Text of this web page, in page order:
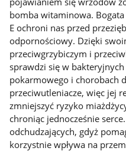
bomba witaminowa.
E ochroni nas przed
odpornościowy. Dzięki
przeciwgrzybiczym i
sprawdzi się w
pokarmowego i chorobach
przeciwutleniacze, więc jej
zmniejszyć ryzyko
chroniąc jednocześnie
odchudzających, gdyż
korzystnie wpływa na